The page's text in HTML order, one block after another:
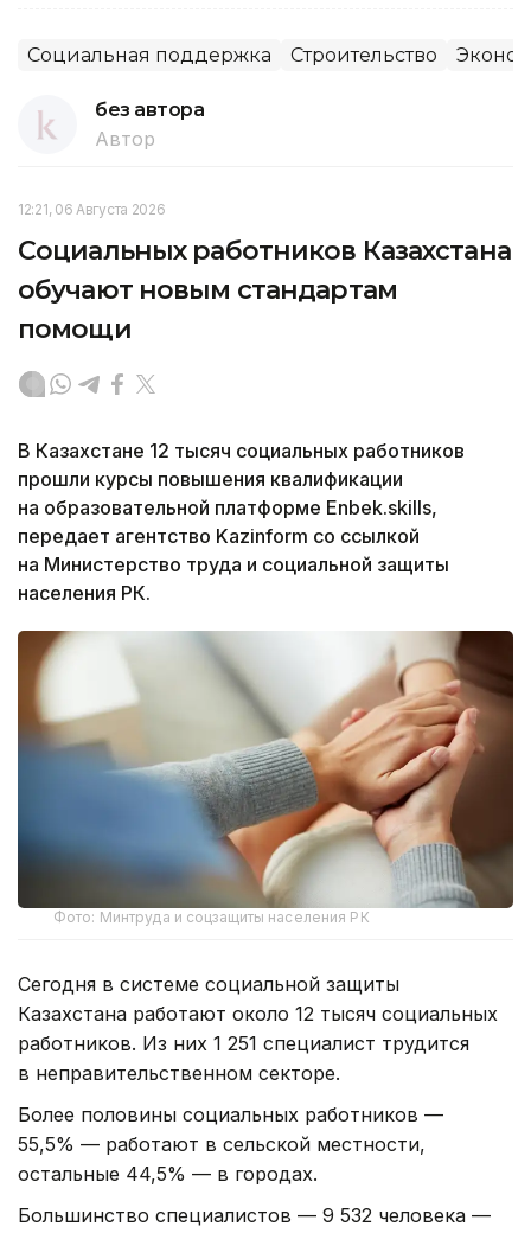
Социальная поддержка Строительство
без автора
Автор
12:21, 06 Августа 2026
Социальных работников Казахстана
обучают новым стандартам
помощи
В Казахстане 12 тысяч социальных работников
прошли курсы повышения квалификации
на образовательной платформе Enbek.skills,
передает агентство Kazinform со ссылкой
на Министерство труда и социальной защиты
населения РК.
Фото: Минтруда и соцзащиты населения РК
Сегодня в системе социальной защиты
Казахстана работают около 12 тысяч социальных
работников. Из них 1 251 специалист трудится
в неправительственном секторе.
Более половины социальных работников —
55,5% — работают в сельской местности,
остальные 44,5% — в городах.
Большинство специалистов — 9 532 человека —